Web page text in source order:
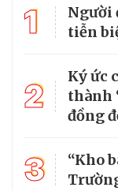
1
Người
tiễn
2
Ký ức
thành
đồng
3
“Kho